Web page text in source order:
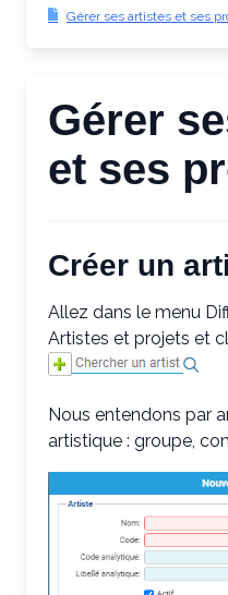
Gérer ses artistes et ses
Gérer
et ses
Créer un
Allez dans le menu
Artistes et projets et
Nous entendons par
artistique : groupe,